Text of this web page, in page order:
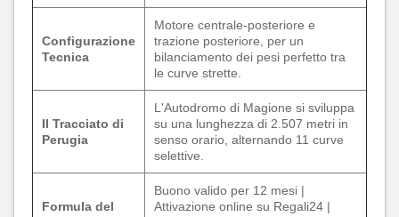
Configurazione
Tecnica
Motore centrale-posteriore e
trazione posteriore, per un
bilanciamento dei pesi perfetto tra
le curve strette.
Il Tracciato di
Perugia
L'Autodromo di Magione si sviluppa
su una lunghezza di 2.507 metri in
senso orario, alternando 11 curve
selettive.
Formula del
Buono valido per 12 mesi |
Attivazione online su Regali24 |